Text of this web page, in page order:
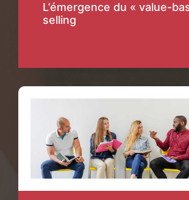
L’émergence du « value-
selling